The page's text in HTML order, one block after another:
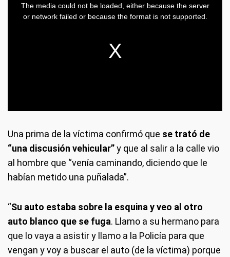
Una prima de la víctima confirmó que se trató de
“una discusión vehicular”y que al salir a la calle vio
al hombre que “venía caminando, diciendo que le
habían metido una puñalada”.
“Su auto estaba sobre la esquina y veo al otro
auto blanco que se fuga. Llamo a su hermano para
que lo vaya a asistir y llamo a la Policía para que
vengan y voy a buscar el auto (de la víctima) porque